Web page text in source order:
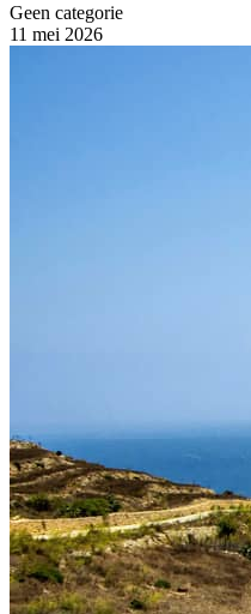
Geen categorie
11 mei 2026